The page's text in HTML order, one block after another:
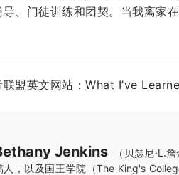
、门徒训练和团契。当我离家
盟英文网站： What I’ve
Jenkins
（贝瑟尼·L.
人，以及国王学院（The King's